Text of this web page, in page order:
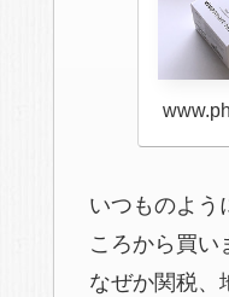
いつものよう
ころから買い
なぜか関税、